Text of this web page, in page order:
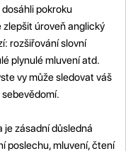
pokroku
zlepšit úroveň anglický
rozšiřování slovní
plynulé mluvení atd.
vy může sledovat váš
je zásadní důsledná
poslechu, mluvení, čtení